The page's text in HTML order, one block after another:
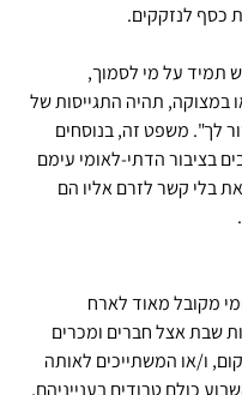
כסף לנזקקים.
תמיד על מי לסמוך,
במצוקה, תהיה התגייסות של
לך". משפט זה, בנוסחים
בציבור הדתי-לאומי עימם
בלי קשר לזרם אליו הם
מקובל מאוד לארח
שבת אצל חברים ומכרים
ו/או המשתייכים לאותה
כולם טרודים בענייניהם,